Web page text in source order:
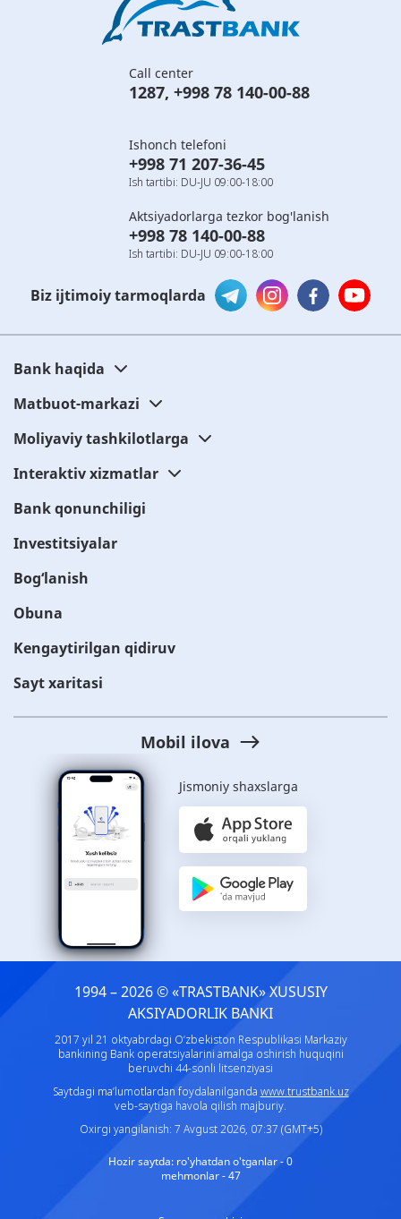
Call center
1287, +998 78 140-00-88
Ishonch telefoni
+998 71 207-36-45
Ish tartibi: DU-JU 09:00-18:00
Aktsiyadorlarga tezkor bog'lanish
+998 78 140-00-88
Ish tartibi: DU-JU 09:00-18:00
Biz ijtimoiy tarmoqlarda
Bank haqida
Matbuot-markazi
Moliyaviy tashkilotlarga
Interaktiv xizmatlar
Bank qonunchiligi
Investitsiyalar
Bog‘lanish
Obuna
Kengaytirilgan qidiruv
Sayt xaritasi
Mobil ilova
Jismoniy shaxslarga
1994 – 2026 © «TRASTBANK» ХUSUSIY
AKSIYADORLIK BANKI
2017 yil 21 oktyabrdagi O‘zbekiston Respublikasi Markaziy
bankining Bank operatsiyalarini amalga oshirish huquqini
beruvchi 44-sonli litsenziyasi
Saytdagi ma’lumotlardan foydalanilganda www.trustbank.uz
veb-saytiga havola qilish majburiy.
Oxirgi yangilanish: 7 Avgust 2026, 07:37 (GMT+5)
Hozir saytda: ro'yhatdan o'tganlar - 0
mehmonlar - 47